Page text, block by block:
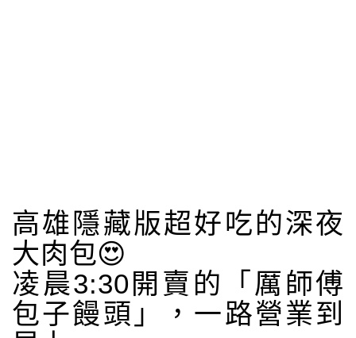
高雄隱藏版超好吃的深夜
大肉包😍
凌晨3:30開賣的「厲師傅
包子饅頭」，一路營業到